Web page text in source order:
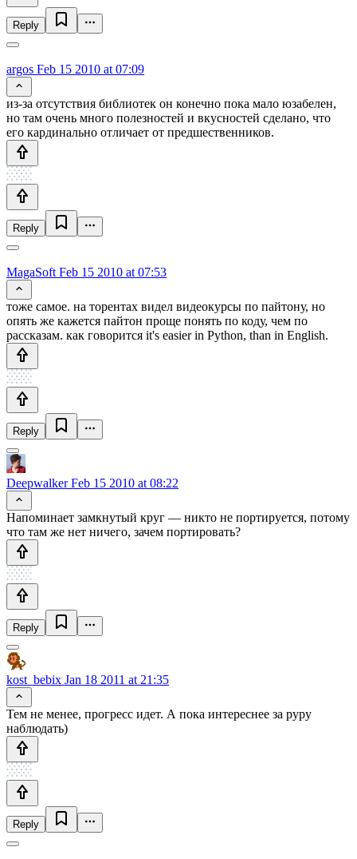
Reply
argos Feb 15 2010 at 07:09
из-за отсутствия библиотек он конечно пока мало юзабелен,
но там очень много полезностей и вкусностей сделано, что
его кардинально отличает от предшественников.
Reply
MagaSoft Feb 15 2010 at 07:53
тоже самое. на торентах видел видеокурсы по пайтону, но
опять же кажется пайтон проще понять по коду, чем по
рассказам. как говорится it's easier in Python, than in English.
Reply
DeepwalkerFeb 15 2010 at 08:22
Напоминает замкнутый круг — никто не портируется, потому
что там же нет ничего, зачем портировать?
Reply
kost_bebix Jan 18 2011 at 21:35
Тем не менее, прогресс идет. А пока интереснее за pypy
наблюдать)
Reply